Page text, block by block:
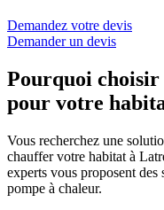
Demandez votre devis
Demander un devis
Pourquoi choisir
pour votre
Vous recherchez une
chauffer votre habitat à
experts vous proposent
pompe à chaleur.